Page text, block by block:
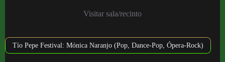
Visitar sala/recinto
Tío Pepe Festival: Mónica Naranjo (Pop, Dance-Pop, Ópera-Rock)